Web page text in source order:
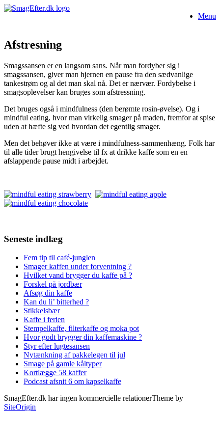
Gå
Menu
Afstresning
Smagssansen er en langsom sans. Når man fordyber sig i
smagssansen, giver man hjernen en pause fra den sædvanlige
tankestrøm og al det man skal nå. Det er nærvær. Fordybelse i
smagsoplevelser kan bruges som afstressning.
Det bruges også i mindfulness (den berømte rosin-øvelse). Og i
mindful eating, hvor man virkelig smager på maden, fremfor at spise
uden at hæfte sig ved hvordan det egentlig smager.
Men det behøver ikke at være i mindfulness-sammenhæng. Folk har
til alle tider brugt hengivelse til fx at drikke kaffe som en en
afslappende pause midt i arbejdet.
Seneste indlæg
Fem tip til café-junglen
Smager kaffen under forventning ?
Hvilket vand brygger du kaffe på ?
Forskel på jordbær
Afsøg din kaffe
Kan du li’ bitterhed ?
Stikkelsbær
Kaffe i ferien
Stempelkaffe, filterkaffe og moka pot
Hvor godt brygger din kaffemaskine ?
Styr efter lugtesansen
Nytænkning af pakkelegen til jul
Smage på gamle kåltyper
Kortlægge 58 kaffer
Podcast afsnit 6 om kapselkaffe
SmagEfter.dk har ingen kommercielle relationerTheme by
SiteOrigin